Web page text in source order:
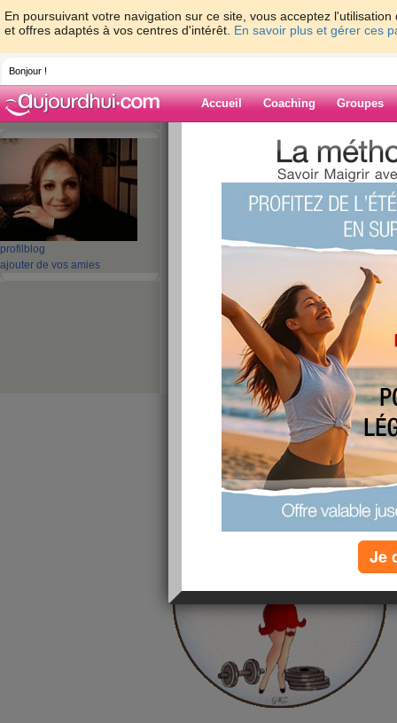
En poursuivant votre navigation sur ce site, vous acceptez
et offres adaptés à vos centres d'intérêt. En savoir plus et gérer ces
Bonjour !
Accueil Coaching Groupes
profil blog
ajouter de vos amies
> > 1 er
Blog de
1 er jour bras
bonjour a tous!!!!
Bien pour aujourd'hui j'ai fait 45 min pour
30 mouvements a chaques fois!! de plus j'ai
oui ce serait dommage de ne pas continuer
vous rassure j'en fais beaucoup moins!!!
Voila j'espere que vous avez tous passé une
passe vous voir dans la soirée bisous
Je